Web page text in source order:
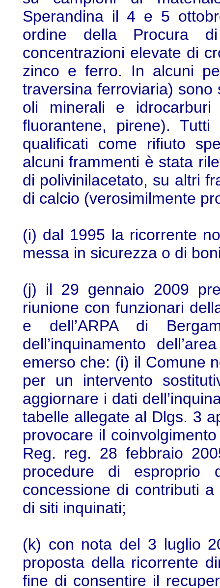
Sperandina il 4 e 5
ordine della Procura
concentrazioni elevate di
zinco e ferro. In alcuni
traversina ferroviaria)
oli minerali e idrocarburi
fluorantene, pirene).
qualificati come rifiuto
alcuni frammenti è stata
di polivinilacetato, su altri
di calcio (verosimilmente
(i) dal 1995 la ricorrente
messa in sicurezza o di
(j) il 29 gennaio 2009
riunione con funzionari
e dell’ARPA di
dell’inquinamento
emerso che: (i) il Comune
per un intervento
aggiornare i dati
tabelle allegate al Dlgs. 3
provocare il
Reg. reg. 28 febbraio
procedure di
concessione di contributi
di siti inquinati;
(k) con nota del 3 luglio
proposta della ricorrente
fine di consentire il